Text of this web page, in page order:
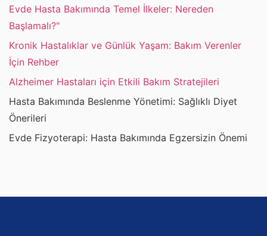
Evde Hasta Bakımında Temel İlkeler: Nereden
Başlamalı?"
Kronik Hastalıklar ve Günlük Yaşam: Bakım Verenler
İçin Rehber
Alzheimer Hastaları için Etkili Bakım Stratejileri
Hasta Bakımında Beslenme Yönetimi: Sağlıklı Diyet
Önerileri
Evde Fizyoterapi: Hasta Bakımında Egzersizin Önemi